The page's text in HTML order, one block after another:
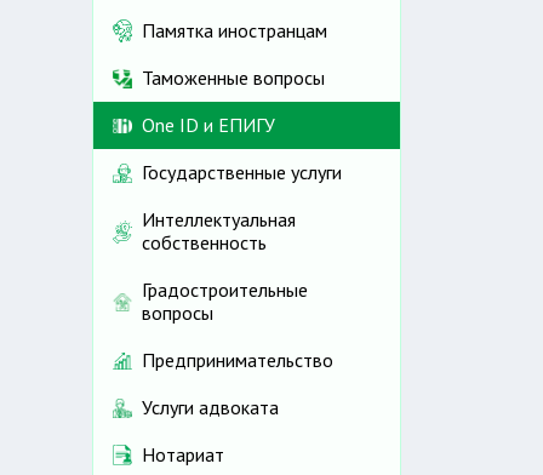
Памятка иностранцам
Таможенные вопросы
One ID и ЕПИГУ
Государственные услуги
Интеллектуальная
собственность
Градостроительные
вопросы
Предпринимательство
Услуги адвоката
Нотариат